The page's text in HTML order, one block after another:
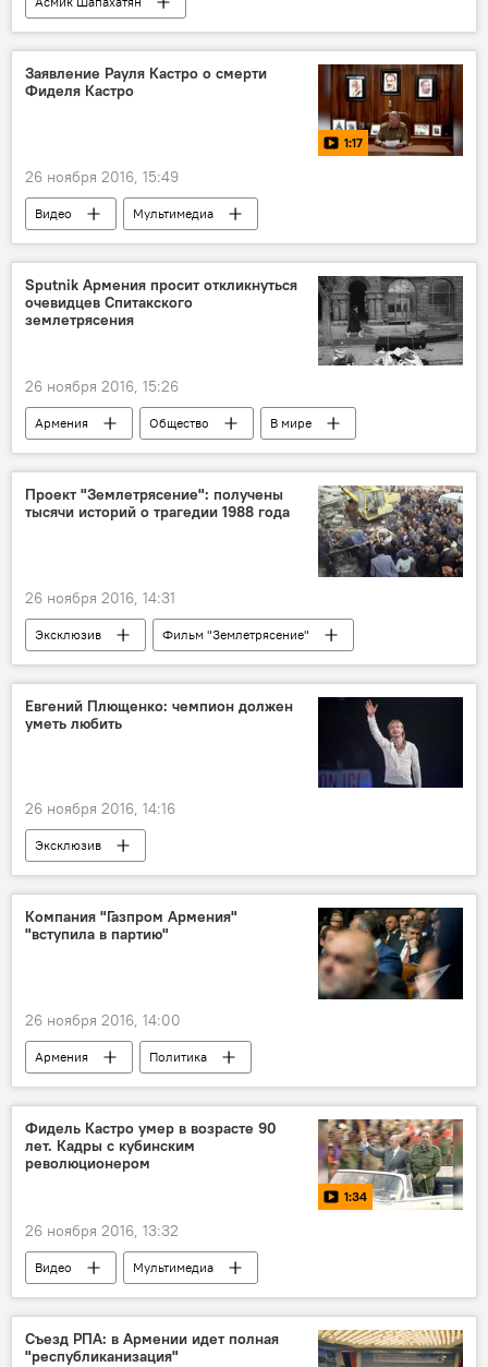
Всемирный день ликвидации насилия в отношении женщин
Голос
семейное насилие
Заявление Рауля Кастро о смерти
Фиделя Кастро
1:17
26 ноября 2016, 15:49
Видео Мультимедиа
Sputnik Армения просит откликнуться
очевидцев Спитакского
землетрясения
26 ноября 2016, 15:26
Армения Общество
В мире
Sputnik Армения
Годовщина землетрясения в Армении
Спитакское землетрясение
Проект "Землетрясение": получены
тысячи историй о трагедии 1988 года
26 ноября 2016, 14:31
Эксклюзив
Фильм "Землетрясение"
проект "Землетрясение"
Спитакское землетрясение: как это было
Евгений Плющенко: чемпион должен
уметь любить
26 ноября 2016, 14:16
Эксклюзив
Компания "Газпром Армения"
"вступила в партию"
26 ноября 2016, 14:00
Армения
Политика
Карен Карапетян
Республиканская партия Армении
Фидель Кастро умер в возрасте 90
лет. Кадры с кубинским
революционером
1:34
26 ноября 2016, 13:32
Видео Мультимедиа
Съезд РПА: в Армении идет полная
"республиканизация"